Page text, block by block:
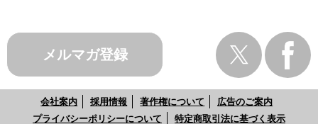
メルマガ登録
会社案内 採用情報 著作権について
広告のご案内
プライバシーポリシーについて
特定商取引法に基づく表示